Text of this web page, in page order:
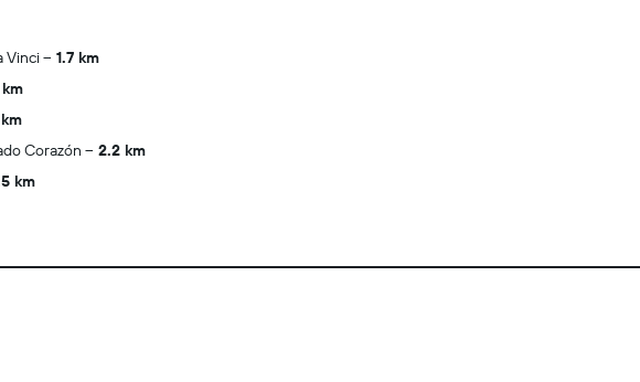
Vinci
1.7 km
km
Corazón
2.2 km
km